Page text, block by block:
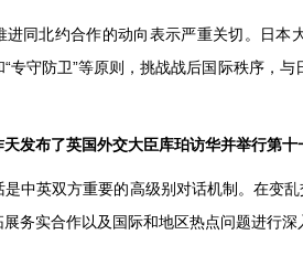
进同北约合作的动向表示严重关切。日本
专守防卫”等原则，挑战战后国际秩序，
发布了英国外交大臣库珀访华并举行第
中英双方重要的高级别对话机制。在变
务实合作以及国际和地区热点问题进行